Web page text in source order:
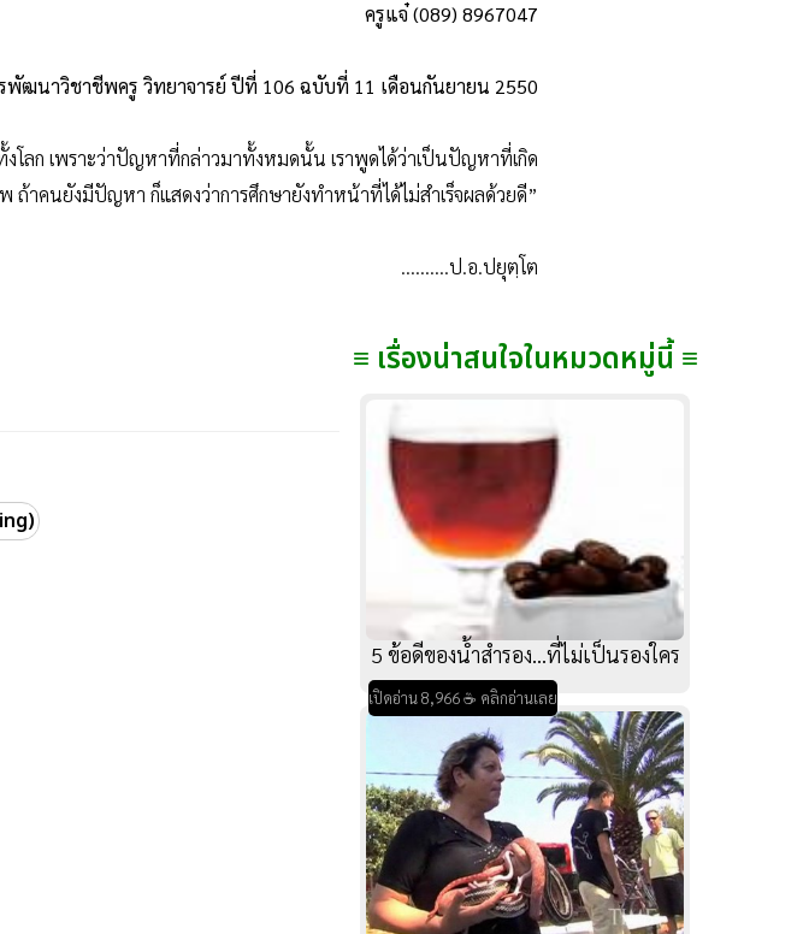
ครูแจ๋ (089) 8967047
พัฒนาวิชาชีพครู วิทยาจารย์ ปีที่ 106 ฉบับที่ 11 เดือนกันยายน 2550
โลก เพราะว่าปัญหาที่กล่าวมาทั้งหมดนั้น เราพูดได้ว่าเป็นปัญหาที่เกิด
คนยังมีปัญหา ก็แสดงว่าการศึกษายังทำหน้าที่ได้ไม่สำเร็จผลด้วยดี”
..........ป.อ.ปยุตฺโต
≡ เรื่องน่าสนใจในหมวดหมู่นี้ ≡
5 ข้อดีของน้ำสำรอง...ที่ไม่เป็นรองใคร
เปิดอ่าน 8,966 ☕ คลิกอ่านเลย